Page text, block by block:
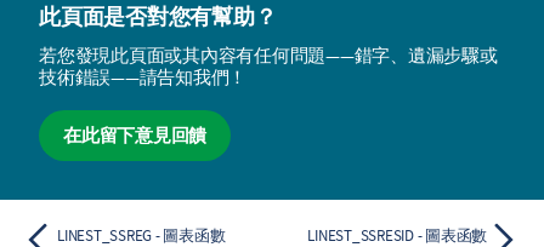
此頁面是否對您有幫助？
若您發現此頁面或其內容有任何問題——錯字、遺漏步驟或
技術錯誤——請告知我們！
在此留下意見回饋
LINEST_SSREG - 圖表函數 LINEST_SSRESID - 圖表函數